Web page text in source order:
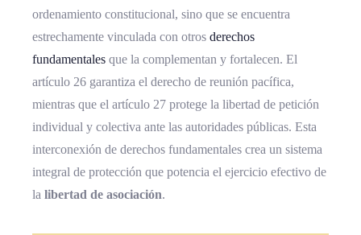
ordenamiento constitucional, sino que se encuentra
estrechamente vinculada con otros derechos
fundamentales que la complementan y fortalecen. El
artículo 26 garantiza el derecho de reunión pacífica,
mientras que el artículo 27 protege la libertad de petición
individual y colectiva ante las autoridades públicas. Esta
interconexión de derechos fundamentales crea un sistema
integral de protección que potencia el ejercicio efectivo de
la libertad de asociación.